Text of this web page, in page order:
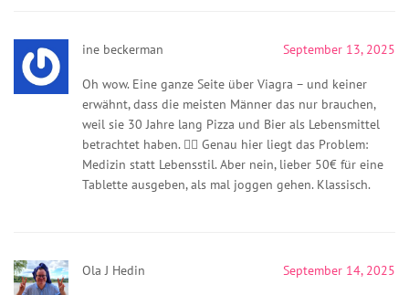
ine beckerman September 13, 2025
Oh wow. Eine ganze Seite über Viagra – und keiner
erwähnt, dass die meisten Männer das nur brauchen,
weil sie 30 Jahre lang Pizza und Bier als Lebensmittel
betrachtet haben. 🤦‍♀️ Genau hier liegt das Problem:
Medizin statt Lebensstil. Aber nein, lieber 50€ für eine
Tablette ausgeben, als mal joggen gehen. Klassisch.
Ola J Hedin September 14, 2025